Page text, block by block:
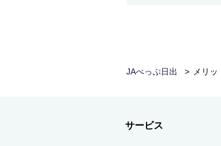
JAべっぷ日出 メリッ
サービス